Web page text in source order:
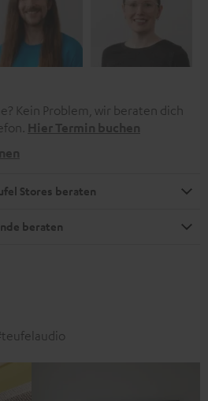
Kein Problem, wir beraten dich
Hier Termin buchen
Stores beraten
beraten